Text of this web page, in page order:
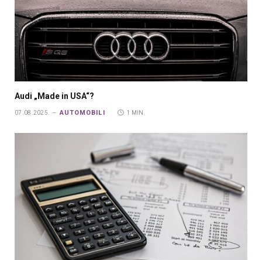
Audi „Made in USA“?
07.08.2025. AUTOMOBILI 1 MIN.